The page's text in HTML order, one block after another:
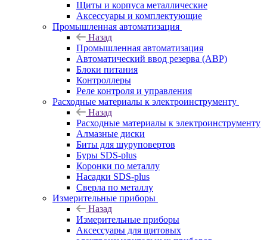
Щиты и корпуса металлические
Аксессуары и комплектующие
Промышленная автоматизация
Назад
Промышленная автоматизация
Автоматический ввод резерва (АВР)
Блоки питания
Контроллеры
Реле контроля и управления
Расходные материалы к электроинструменту
Назад
Расходные материалы к электроинструменту
Алмазные диски
Биты для шуруповертов
Буры SDS-plus
Коронки по металлу
Насадки SDS-plus
Сверла по металлу
Измерительные приборы
Назад
Измерительные приборы
Аксессуары для щитовых